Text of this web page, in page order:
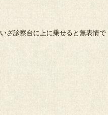
ざ診察台に上に乗せると無表情で